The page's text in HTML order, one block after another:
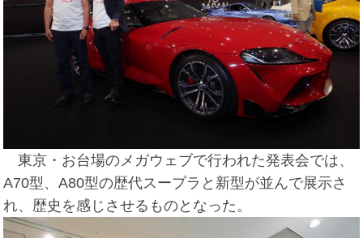
東京・お台場のメガウェブで行われた発表会では、
A70型、A80型の歴代スープラと新型が並んで展示さ
れ、歴史を感じさせるものとなった。